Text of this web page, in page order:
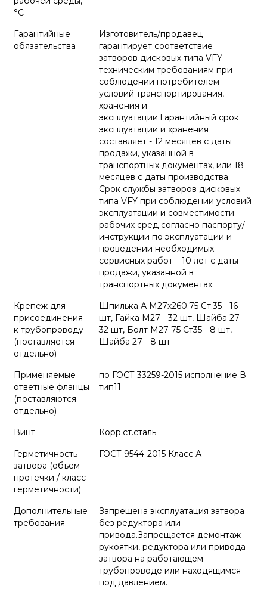
°С
Гарантийные
обязательства
Изготовитель/продавец
гарантирует соответствие
затворов дисковых типа VFY
техническим требованиям при
соблюдении потребителем
условий транспортирования,
хранения и
эксплуатации.Гарантийный срок
эксплуатации и хранения
составляет - 12 месяцев с даты
продажи, указанной в
транспортных документах, или 18
месяцев с даты производства.
Срок службы затворов дисковых
типа VFY при соблюдении условий
эксплуатации и совместимости
рабочих сред согласно паспорту/
инструкции по эксплуатации и
проведении необходимых
сервисных работ – 10 лет с даты
продажи, указанной в
транспортных документах.
Крепеж для
присоединения
к трубопроводу
(поставляется
отдельно)
Шпилька А М27х260.75 Ст.35 - 16
шт, Гайка М27 - 32 шт, Шайба 27 -
32 шт, Болт М27-75 Ст35 - 8 шт,
Шайба 27 - 8 шт
Применяемые
ответные фланцы
(поставляются
отдельно)
по ГОСТ 33259-2015 исполнение В
тип11
Винт
Корр.ст.сталь
Герметичность
затвора (объем
протечки / класс
герметичности)
ГОСТ 9544-2015 Класс А
Дополнительные
требования
Запрещена эксплуатация затвора
без редуктора или
привода.Запрещается демонтаж
рукоятки, редуктора или привода
затвора на работающем
трубопроводе или находящимся
под давлением.